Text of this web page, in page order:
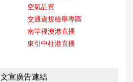
空氣品質
交通違規檢舉專區
南竿福澳港直播
東引中柱港直播
文宣廣告連結